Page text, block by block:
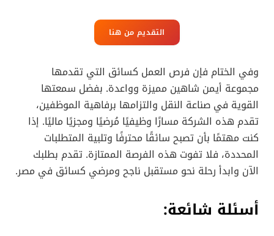
التقديم من هنا
وفي الختام فإن فرص العمل كسائق التي تقدمها
مجموعة أيمن شاهين مميزة وواعدة. بفضل سمعتها
القوية في صناعة النقل والتزامها برفاهية الموظفين،
تقدم هذه الشركة مسارًا وظيفيًا مُرضيًا ومجزيًا ماليًا. إذا
كنت مهتمًا بأن تصبح سائقًا محترفًا وتلبية المتطلبات
المحددة، فلا تفوت هذه الفرصة الممتازة. تقدم بطلبك
الآن وابدأ رحلة نحو مستقبل ناجح ومرضي كسائق في مصر.
أسئلة شائعة: